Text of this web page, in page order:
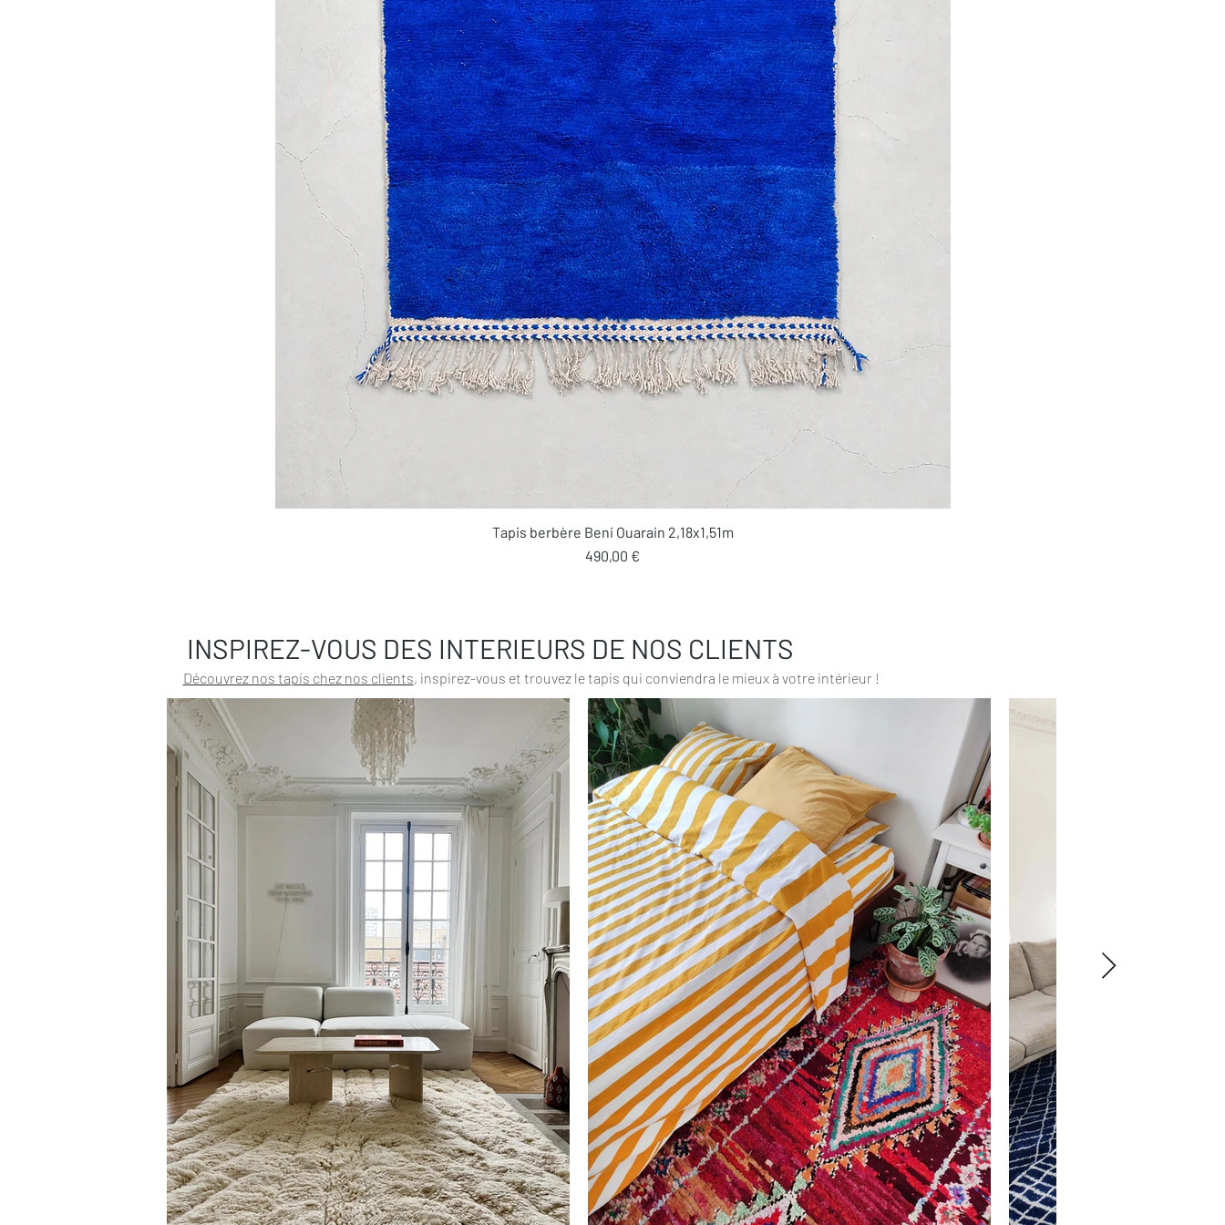
Aperçu rapide
Tapis berbère Beni Ouarain 2,18x1,51m
Prix
490,00 €
INSPIREZ-VOUS DES INTERIEURS DE NOS CLIENTS
Découvrez nos tapis chez nos clients, inspirez-vous et trouvez le tapis qui conviendra le mieux à votre intérieur !